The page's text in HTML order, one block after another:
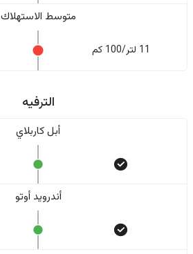
متوسط الاستهلاك
11 لتر/100 كم
الترفيه
أبل كاربلاي
أندرويد أوتو